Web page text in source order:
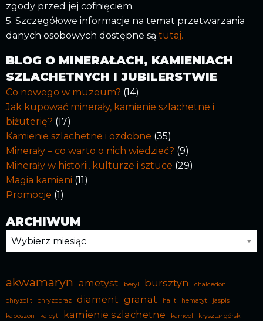
zgody przed jej cofnięciem.
5. Szczegółowe informacje na temat przetwarzania
danych osobowych dostępne są tutaj.
BLOG O MINERAŁACH, KAMIENIACH
SZLACHETNYCH I JUBILERSTWIE
Co nowego w muzeum? (14)
Jak kupować minerały, kamienie szlachetne i
biżuterię? (17)
Kamienie szlachetne i ozdobne (35)
Minerały – co warto o nich wiedzieć? (9)
Minerały w historii, kulturze i sztuce (29)
Magia kamieni (11)
Promocje (1)
ARCHIWUM
Archiwum
akwamaryn ametyst beryl bursztyn chalcedon
chryzolit chryzopraz diament granat halit hematyt
jaspis
kaboszon
kalcyt kamienie szlachetne karneol kryształ górski